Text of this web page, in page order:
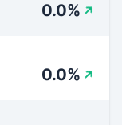
0.0%
0.0%